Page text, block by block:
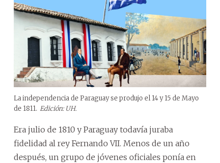
La independencia de Paraguay se produjo el 14 y 15 de Mayo
de 1811. Edición: UH.
Era julio de 1810 y Paraguay todavía juraba
fidelidad al rey Fernando VII. Menos de un año
después, un grupo de jóvenes oficiales ponía en